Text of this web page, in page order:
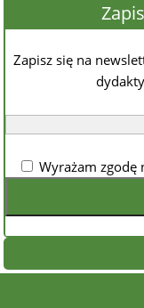
Zapisz się na
Wyrażam zgodę